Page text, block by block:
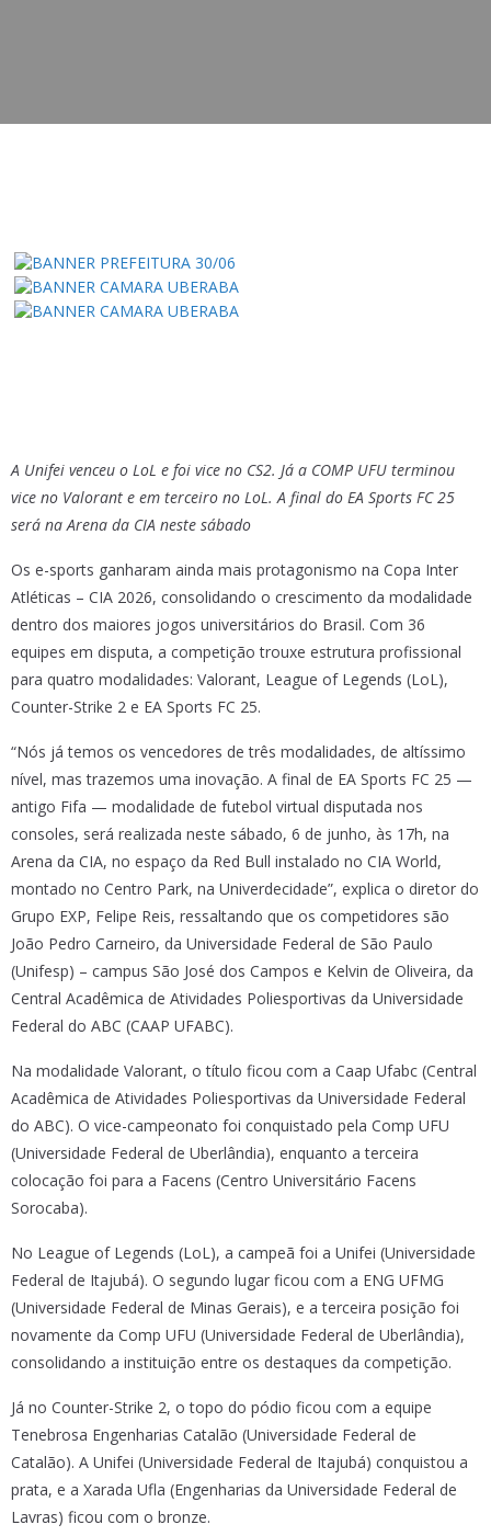
A Unifei venceu o LoL e foi vice no CS2. Já a COMP UFU terminou
vice no Valorant e em terceiro no LoL. A final do EA Sports FC 25
será na Arena da CIA neste sábado
Os e-sports ganharam ainda mais protagonismo na Copa Inter
Atléticas – CIA 2026, consolidando o crescimento da modalidade
dentro dos maiores jogos universitários do Brasil. Com 36
equipes em disputa, a competição trouxe estrutura profissional
para quatro modalidades: Valorant, League of Legends (LoL),
Counter-Strike 2 e EA Sports FC 25.
“Nós já temos os vencedores de três modalidades, de altíssimo
nível, mas trazemos uma inovação. A final de EA Sports FC 25 —
antigo Fifa — modalidade de futebol virtual disputada nos
consoles, será realizada neste sábado, 6 de junho, às 17h, na
Arena da CIA, no espaço da Red Bull instalado no CIA World,
montado no Centro Park, na Univerdecidade”, explica o diretor do
Grupo EXP, Felipe Reis, ressaltando que os competidores são
João Pedro Carneiro, da Universidade Federal de São Paulo
(Unifesp) – campus São José dos Campos e Kelvin de Oliveira, da
Central Acadêmica de Atividades Poliesportivas da Universidade
Federal do ABC (CAAP UFABC).
Na modalidade Valorant, o título ficou com a Caap Ufabc (Central
Acadêmica de Atividades Poliesportivas da Universidade Federal
do ABC). O vice-campeonato foi conquistado pela Comp UFU
(Universidade Federal de Uberlândia), enquanto a terceira
colocação foi para a Facens (Centro Universitário Facens
Sorocaba).
No League of Legends (LoL), a campeã foi a Unifei (Universidade
Federal de Itajubá). O segundo lugar ficou com a ENG UFMG
(Universidade Federal de Minas Gerais), e a terceira posição foi
novamente da Comp UFU (Universidade Federal de Uberlândia),
consolidando a instituição entre os destaques da competição.
Já no Counter-Strike 2, o topo do pódio ficou com a equipe
Tenebrosa Engenharias Catalão (Universidade Federal de
Catalão). A Unifei (Universidade Federal de Itajubá) conquistou a
prata, e a Xarada Ufla (Engenharias da Universidade Federal de
Lavras) ficou com o bronze.